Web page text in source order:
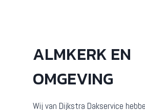
ALMKERK EN
OMGEVING
Wij van Dijkstra Dakservice